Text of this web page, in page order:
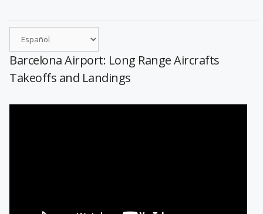
Barcelona Airport: Long Range Aircrafts
Takeoffs and Landings